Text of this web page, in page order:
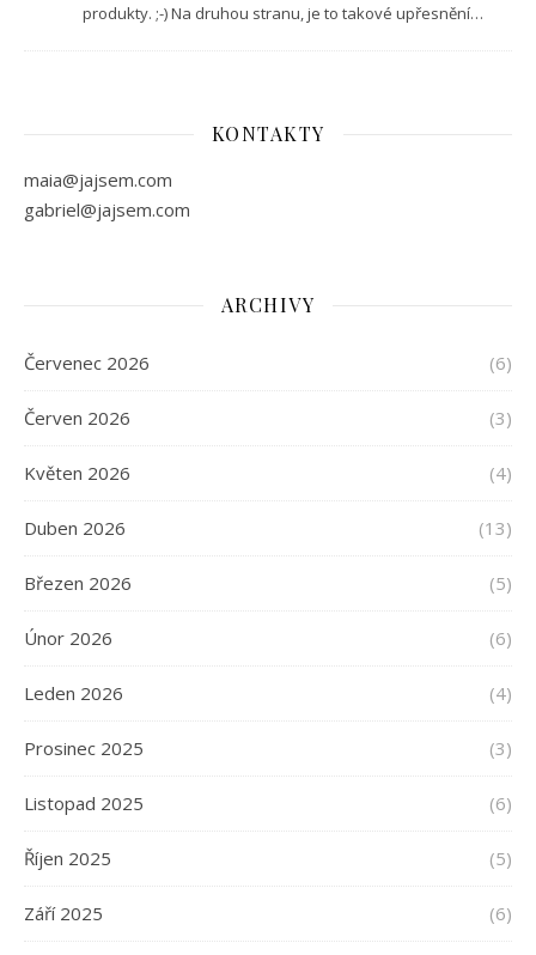
produkty. ;-) Na druhou stranu, je to takové upřesnění…
KONTAKTY
maia@jajsem.com
gabriel@jajsem.com
ARCHIVY
Červenec 2026 (6)
Červen 2026 (3)
Květen 2026 (4)
Duben 2026 (13)
Březen 2026 (5)
Únor 2026 (6)
Leden 2026 (4)
Prosinec 2025 (3)
Listopad 2025 (6)
Říjen 2025 (5)
Září 2025 (6)